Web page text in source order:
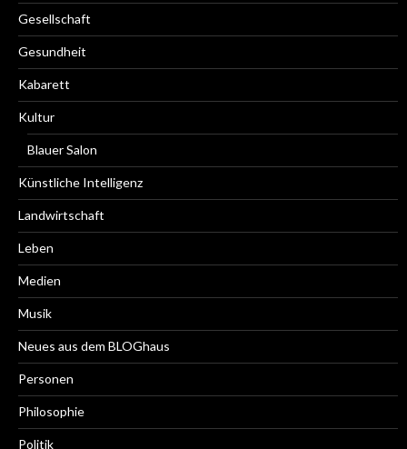
Gesellschaft
Gesundheit
Kabarett
Kultur
Blauer Salon
Künstliche Intelligenz
Landwirtschaft
Leben
Medien
Musik
Neues aus dem BLOGhaus
Personen
Philosophie
Politik